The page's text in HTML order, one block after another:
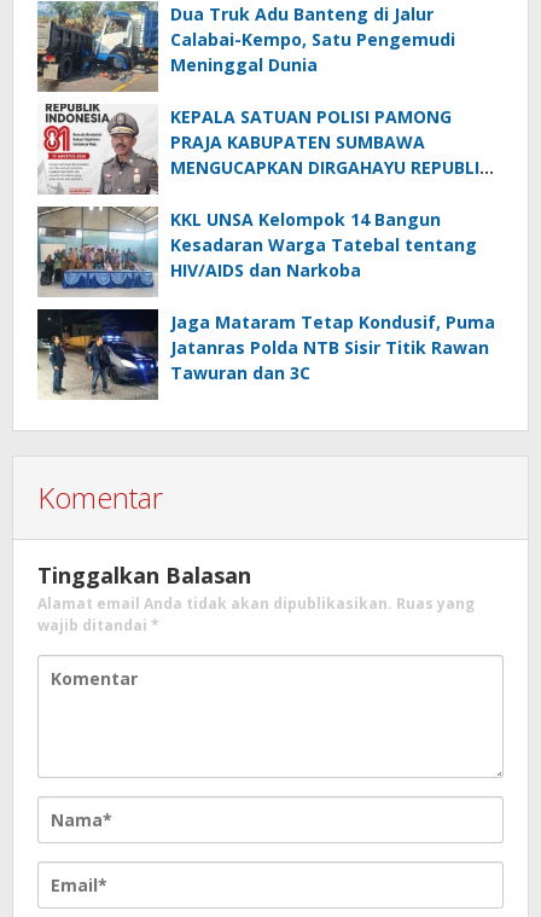
Dua Truk Adu Banteng di Jalur
Calabai-Kempo, Satu Pengemudi
Meninggal Dunia
KEPALA SATUAN POLISI PAMONG
PRAJA KABUPATEN SUMBAWA
MENGUCAPKAN DIRGAHAYU REPUBLIK
KKL UNSA Kelompok 14 Bangun
Kesadaran Warga Tatebal tentang
HIV/AIDS dan Narkoba
Jaga Mataram Tetap Kondusif, Puma
Jatanras Polda NTB Sisir Titik Rawan
Tawuran dan 3C
Komentar
Tinggalkan Balasan
Alamat email Anda tidak akan dipublikasikan. Ruas yang
wajib ditandai *